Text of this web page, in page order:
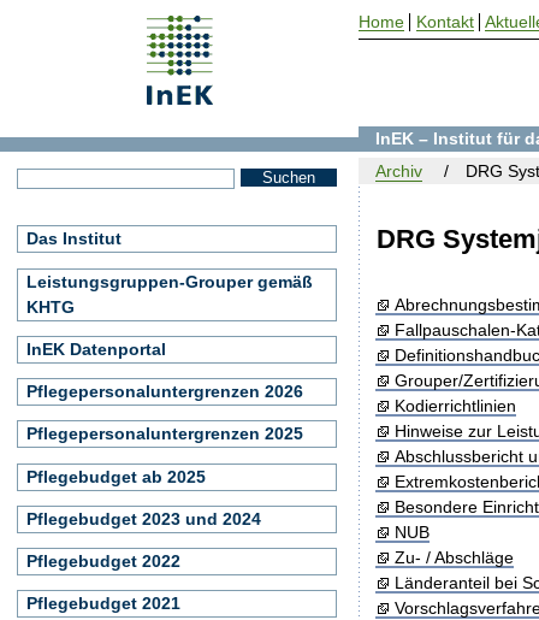
DRG
Fallpauschalen-
Grouper/
Kodierrichtlinien
Hinweise zur
Abschlussbericht
Besondere
NUB
Zu- / Abschläge
Länderanteil bei
InEK – Institut für
Archiv
DRG
Das Institut
Leistungsgruppen-Grouper gemäß
KHTG
InEK Datenportal
Pflegepersonaluntergrenzen 2026
Pflegepersonaluntergrenzen 2025
Pflegebudget ab 2025
Pflegebudget 2023 und 2024
Pflegebudget 2022
Pflegebudget 2021
Home Kontakt